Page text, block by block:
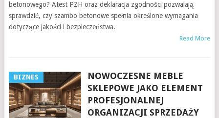
betonowego? Atest PZH oraz deklaracja zgodności pozwalają
sprawdzić, czy szambo betonowe spełnia określone wymagania
dotyczące jakości i bezpieczeństwa.
Read More
BIZNES
NOWOCZESNE MEBLE
SKLEPOWE JAKO ELEMENT
PROFESJONALNEJ
ORGANIZACJI SPRZEDAŻY